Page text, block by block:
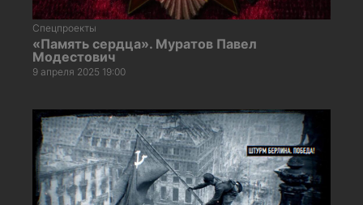
Спецпроекты
«Память сердца». Муратов Павел
Модестович
9 апреля 2025 19:00